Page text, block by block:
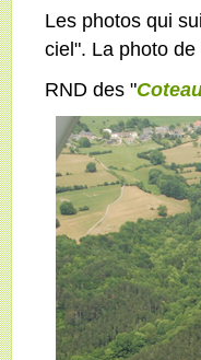
Les photos qui
ciel". La photo
RND des "